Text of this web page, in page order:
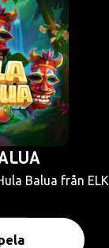
Balua från ELK